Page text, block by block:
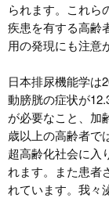
られます。これら
疾患を有する高齢
用の発現にも注意
日本排尿機能学は
動膀胱の症状が
が必要なこと、加
歳以上の高齢者で
超高齢化社会に入
れます。また患者
れています。我々